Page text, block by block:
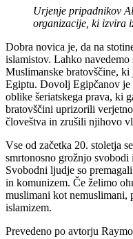
Urjenje pripadnikov
organizacije, ki izvira
Dobra novica je, da na
islamistov. Lahko
Muslimanske bratovščine,
Egiptu. Dovolj Egipčanov je
oblike šeriatskega prava, ki
bratovščini uprizorili
človeštva in zrušili njihovo
Vse od začetka 20. stoletja
smrtonosno grožnjo
Svobodni ljudje so
in komunizem. Če želimo
muslimani kot nemuslimani,
islamizem.
Prevedeno po avtorju